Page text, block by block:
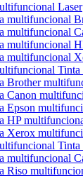
Laser
multifuncional
multifuncional
multifuncional
multifuncional
Tinta
Brother
Canon
Epson
HP
Xerox
Tinta
multifuncional
Riso